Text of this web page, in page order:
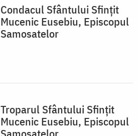
Condacul Sfântului Sfințit
Mucenic Eusebiu, Episcopul
Samosatelor
Troparul Sfântului Sfințit
Mucenic Eusebiu, Episcopul